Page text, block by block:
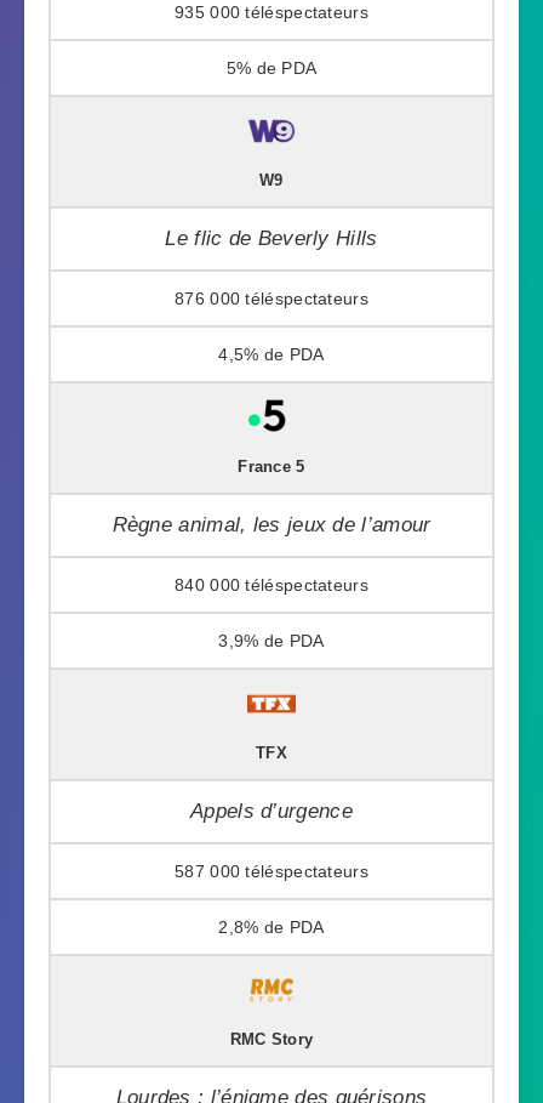
935 000
5%
W9
Le flic de Beverly Hills
876 000
4,5%
France 5
Règne animal, les jeux de l’amour
840 000
3,9%
TFX
Appels d’urgence
587 000
2,8%
RMC Story
Lourdes : l’énigme des guérisons